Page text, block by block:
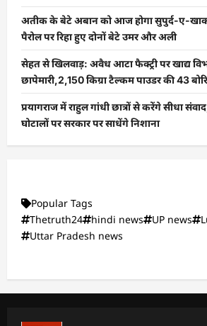
अतीक के बेटे अबान को आज होगा सुपुर्द-ए-
पैरोल पर रिहा हुए दोनों बेटे उमर और अली
सेहत से खिलवाड़: अवैध आटा फैक्ट्री पर खाद्य
छापेमारी,2,150 किग्रा टैल्कम पाउडर की 43
प्रयागराज में राहुल गांधी छात्रों से करेंगे सीधा
घोटालों पर सरकार पर साधेंगे निशाना
Popular Tags
Thetruth24
hindi news UP news
Uttar Pradesh news